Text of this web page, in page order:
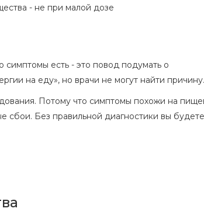
- не при малой дозе
симптомы есть - это повод подумать о
на еду», но врачи не могут найти причину.
Потому что симптомы похожи на
Без правильной диагностики вы